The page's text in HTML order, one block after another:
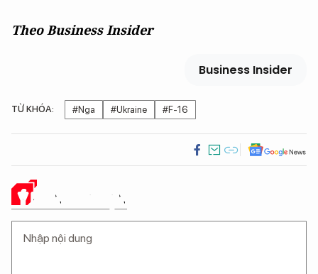
Theo Business Insider
Business Insider
TỪ KHÓA: #Nga #Ukraine #F-16
Ý KIẾN CỦA BẠN